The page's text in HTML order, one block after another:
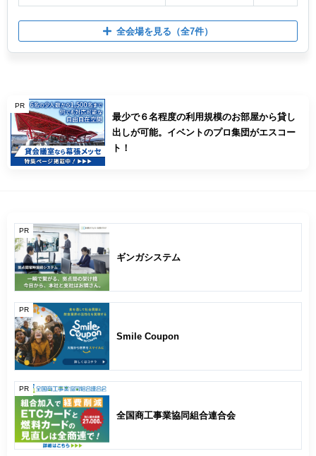
全会場を見る （全7件）
PR
最少で６名程度の利用規模のお部屋から貸し
出しが可能。イベントのプロ集団がエスコー
ト！
PR
ギンガシステム
PR
Smile Coupon
PR
全国商工事業協同組合連合会